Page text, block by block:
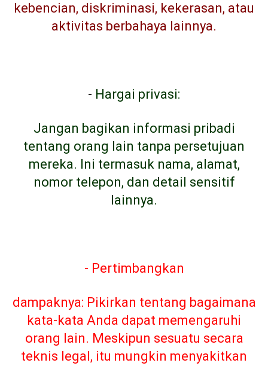
kebencian, diskriminasi, kekerasan, atau
aktivitas berbahaya lainnya.
- Hargai privasi:
Jangan bagikan informasi pribadi
tentang orang lain tanpa persetujuan
mereka. Ini termasuk nama, alamat,
nomor telepon, dan detail sensitif
lainnya.
- Pertimbangkan
dampaknya: Pikirkan tentang bagaimana
kata-kata Anda dapat memengaruhi
orang lain. Meskipun sesuatu secara
teknis legal, itu mungkin menyakitkan